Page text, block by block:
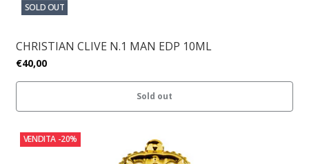
SOLD OUT
CHRISTIAN CLIVE N.1 MAN EDP 10ML
€40,00
Sold out
VENDITA -20%